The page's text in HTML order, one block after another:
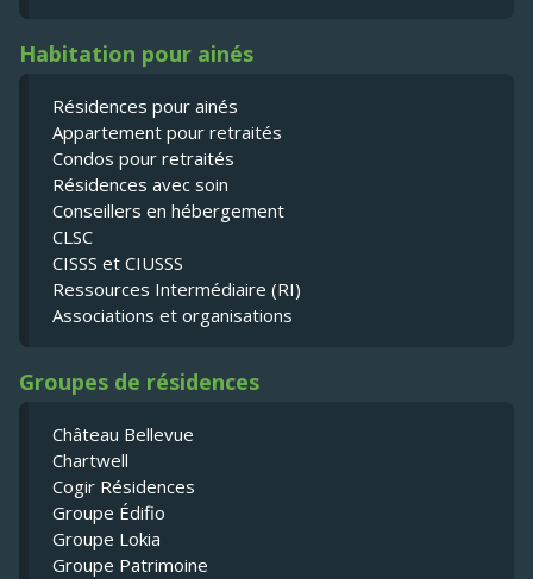
Habitation pour ainés
Résidences pour ainés
Appartement pour retraités
Condos pour retraités
Résidences avec soin
Conseillers en hébergement
CLSC
CISSS et CIUSSS
Ressources Intermédiaire (RI)
Associations et organisations
Groupes de résidences
Château Bellevue
Chartwell
Cogir Résidences
Groupe Édifio
Groupe Lokia
Groupe Patrimoine